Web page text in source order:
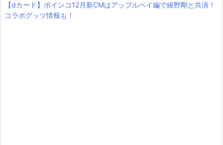
【dカード】ポインコ12月新CMはアップルペイ編で綾野剛と共演！
コラボグッツ情報も！